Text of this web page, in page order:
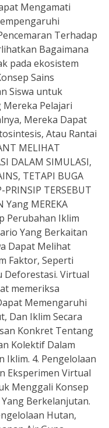
Mengamati
Terhadap
Bagaimana
pada ekosistem
Sains
Siswa untuk
Mereka Pelajari
Mereka Dapat
Atau Rantai
MELIHAT
DALAM SIMULASI,
TETAPI BUGA
TERSEBUT
Yang MEREKA
Perubahan Iklim
Yang Berkaitan
Dapat Melihat
Faktor, Seperti
Deforestasi. Virtual
memeriksa
Memengaruhi
Dan Iklim Secara
Konkret Tentang
Kolektif Dalam
Iklim. 4. Pengelolaan
Eksperimen Virtual
Menggali Konsep
Berkelanjutan.
Hutan,